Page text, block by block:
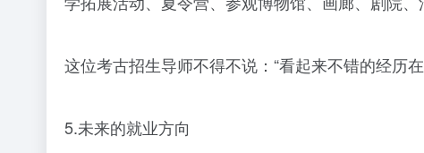
这位考古招生导师不得不说：“看起来不错的经历
5.未来的就业方向